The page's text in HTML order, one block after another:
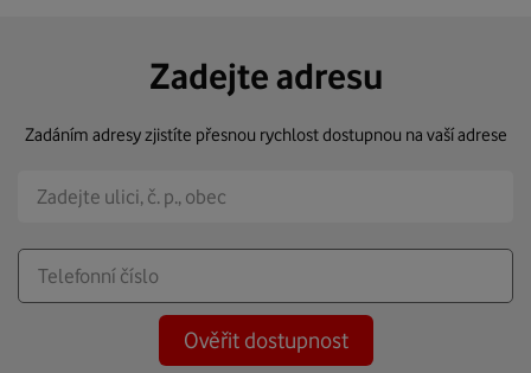
Zadejte adresu
Zadáním adresy zjistíte přesnou rychlost dostupnou na vaší adrese
Ověřit dostupnost